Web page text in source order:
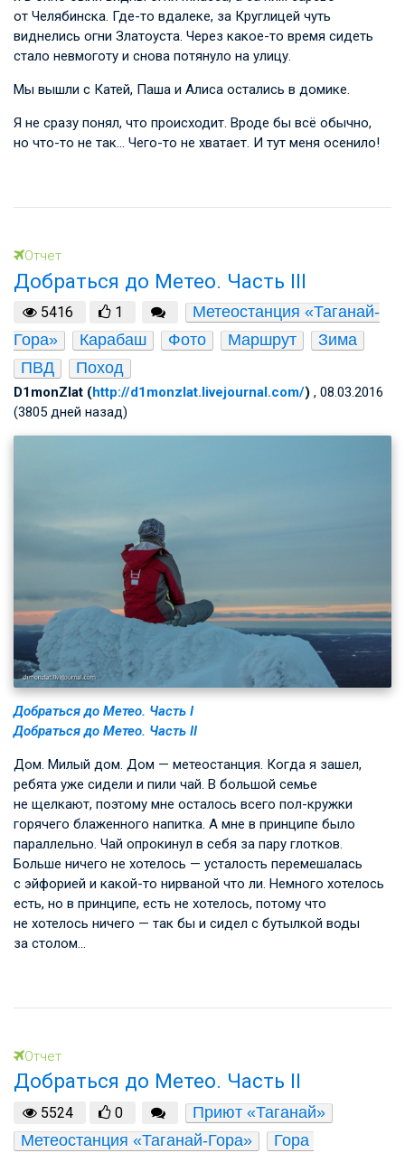
от Челябинска. Где-то вдалеке, за Круглицей чуть
виднелись огни Златоуста. Через какое-то время сидеть
стало невмоготу и снова потянуло на улицу.
Мы вышли с Катей, Паша и Алиса остались в домике.
Я не сразу понял, что происходит. Вроде бы всё обычно,
но что-то не так… Чего-то не хватает. И тут меня осенило!
Отчет
Добраться до Метео. Часть III
5416 1
Метеостанция «Таганай-
Гора»
Карабаш Фото Маршрут
Зима
ПВД
Поход
D1monZlat (http://d1monzlat.livejournal.com/) , 08.03.2016
(3805 дней назад)
Добраться до Метео. Часть I
Добраться до Метео. Часть II
Дом. Милый дом. Дом — метеостанция. Когда я зашел,
ребята уже сидели и пили чай. В большой семье
не щелкают, поэтому мне осталось всего пол-кружки
горячего блаженного напитка. А мне в принципе было
параллельно. Чай опрокинул в себя за пару глотков.
Больше ничего не хотелось — усталость перемешалась
с эйфорией и какой-то нирваной что ли. Немного хотелось
есть, но в принципе, есть не хотелось, потому что
не хотелось ничего — так бы и сидел с бутылкой воды
за столом…
Отчет
Добраться до Метео. Часть II
5524 0
Приют «Таганай»
Метеостанция «Таганай-Гора»
Гора